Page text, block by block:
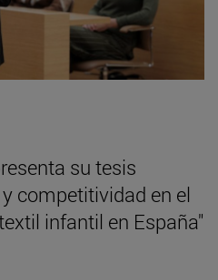
su tesis
competitividad en el
infantil en España"